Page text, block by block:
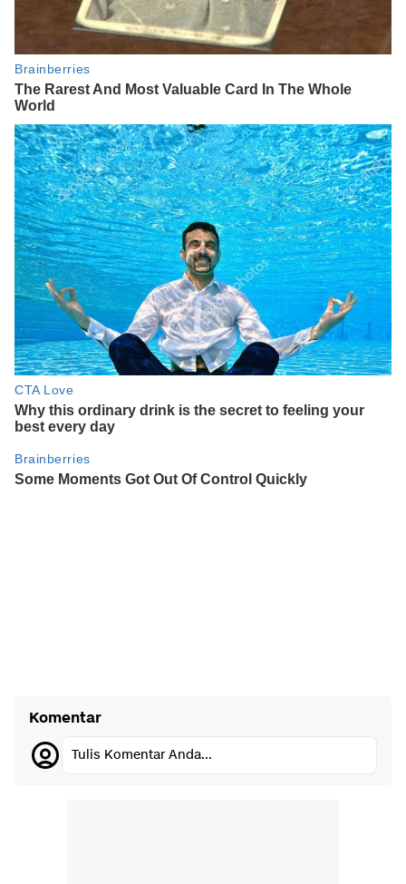
Komentar
Tulis Komentar Anda...